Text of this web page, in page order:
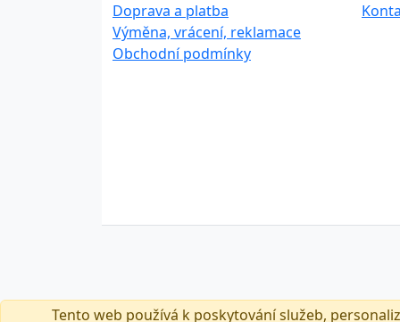
Tento web používá k poskytování služeb,
Doprava a platba
Výměna, vrácení, reklamace
Obchodní podmínky